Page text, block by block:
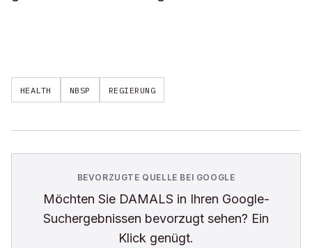
HEALTH NBSP REGIERUNG
BEVORZUGTE QUELLE BEI GOOGLE
Möchten Sie DAMALS in Ihren Google-
Suchergebnissen bevorzugt sehen? Ein
Klick genügt.